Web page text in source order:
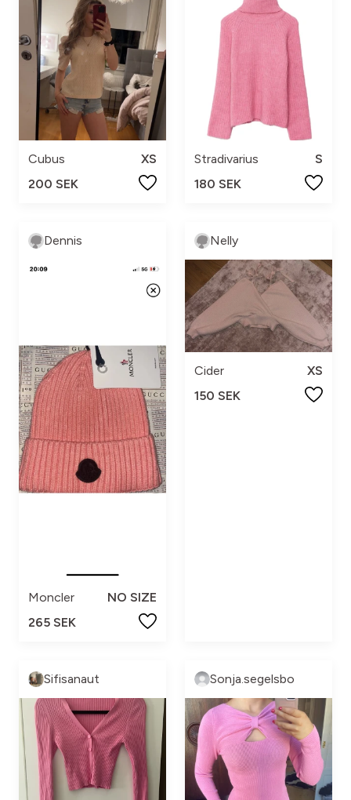
Cubus
XS
200 SEK
Stradivarius
S
180 SEK
Dennis
Moncler
NO SIZE
265 SEK
Nelly
Cider
XS
150 SEK
Sifisanaut Sonja.segelsbo